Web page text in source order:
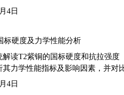
4日
标硬度及力学性能分析
解读T2紫铜的国标硬度和抗拉强度
其力学性能指标及影响因素，并对
4日